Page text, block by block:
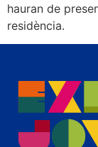
hauran de
residència.